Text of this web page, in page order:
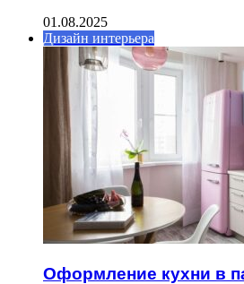
01.08.2025
Дизайн интерьера
Оформление кухни в